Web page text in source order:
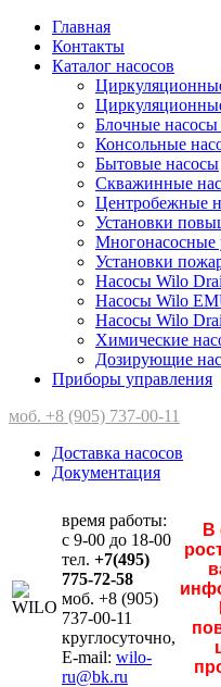
Главная
Контакты
Каталог насосов
Блочные
Консольные
Бытовые насосы
Скважинные
Центробежные
Установки
Многонасосные
Установки
Насосы Wilo
Насосы Wilo
Насосы Wilo
Химические
Дозирующие
Приборы управления
моб. +8 (905) 737-00-11
Доставка насосов
Документация
время работы:
с 9-00 до 18-00
тел. +7(495)
775-72-58
моб. +8 (905)
737-00-11
круглосуточно,
E-mail: wilo-
ru@bk.ru
В